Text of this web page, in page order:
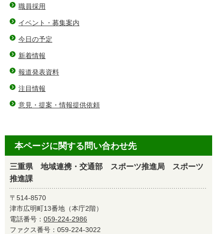
職員採用
イベント・募集案内
今日の予定
新着情報
報道発表資料
注目情報
意見・提案・情報提供依頼
本ページに関する問い合わせ先
三重県 地域連携・交通部 スポーツ推進局 スポーツ
推進課
〒514-8570
津市広明町13番地（本庁2階）
電話番号： 059-224-2986
ファクス番号：059-224-3022